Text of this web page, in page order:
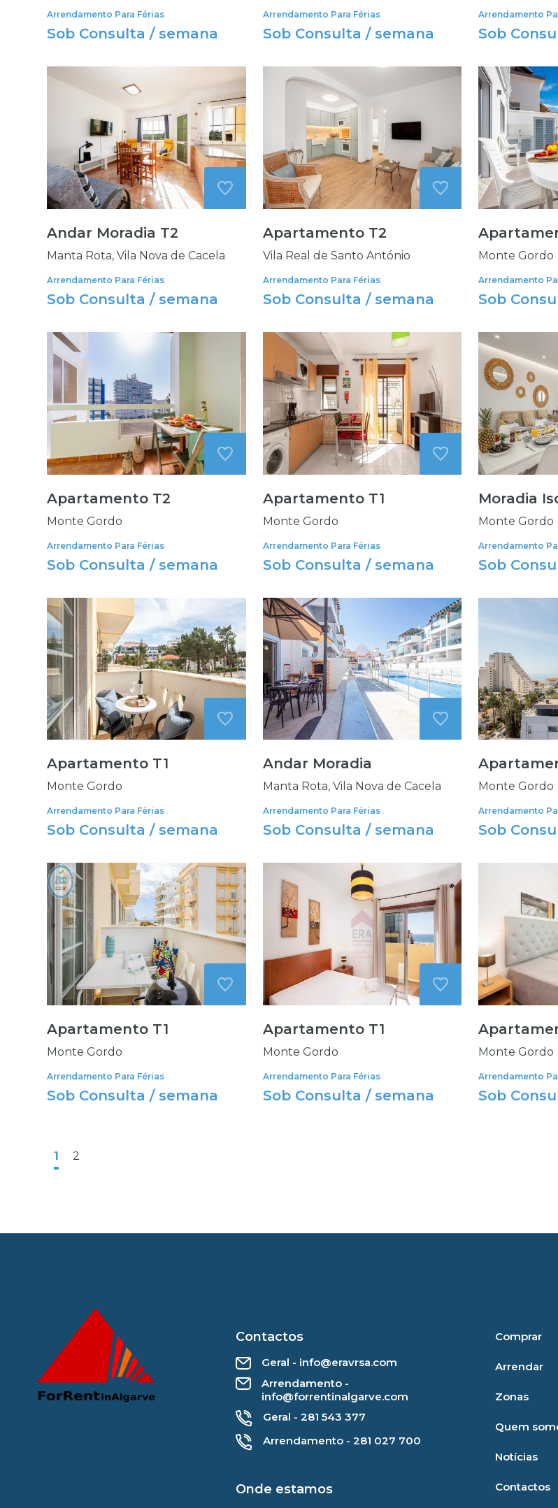
Arrendamento Para Férias
Sob Consulta / semana
Arrendamento Para Férias
Sob Consulta / semana
Arrendamento
Sob
Andar Moradia T2
Manta Rota, Vila Nova de Cacela
Arrendamento Para Férias
Sob Consulta / semana
Apartamento T2
Vila Real de Santo António
Arrendamento Para Férias
Sob Consulta / semana
Monte Gordo
Arrendamento
Sob
Apartamento T2
Monte Gordo
Arrendamento Para Férias
Sob Consulta / semana
Apartamento T1
Monte Gordo
Arrendamento Para Férias
Sob Consulta / semana
Moradia
Monte Gordo
Arrendamento
Sob
Apartamento T1
Monte Gordo
Arrendamento Para Férias
Sob Consulta / semana
Andar Moradia
Manta Rota, Vila Nova de Cacela
Arrendamento Para Férias
Sob Consulta / semana
Monte Gordo
Arrendamento
Sob
Apartamento T1
Monte Gordo
Arrendamento Para Férias
Sob Consulta / semana
Apartamento T1
Monte Gordo
Arrendamento Para Férias
Sob Consulta / semana
Monte Gordo
Arrendamento
Sob
1 2
Contactos
Geral - info@eravrsa.com
Arrendamento -
info@forrentinalgarve.com
Geral - 281 543 377
Arrendamento - 281 027 700
Onde estamos
Comprar
Arrendar
Zonas
Quem
Notícias
Contactos